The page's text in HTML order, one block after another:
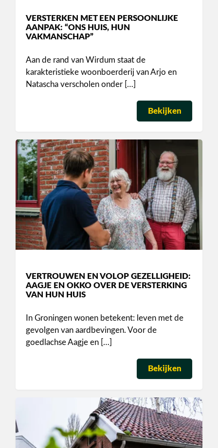
VERSTERKEN MET EEN PERSOONLIJKE
AANPAK: “ONS HUIS, HUN
VAKMANSCHAP”
Aan de rand van Wirdum staat de
karakteristieke woonboerderij van Arjo en
Natascha verscholen onder […]
Bekijken
VERTROUWEN EN VOLOP GEZELLIGHEID:
AAGJE EN OKKO OVER DE VERSTERKING
VAN HUN HUIS
In Groningen wonen betekent: leven met de
gevolgen van aardbevingen. Voor de
goedlachse Aagje en […]
Bekijken